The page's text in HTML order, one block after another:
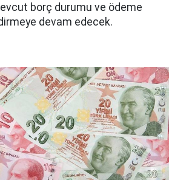
borç durumu ve ödeme
devam edecek.